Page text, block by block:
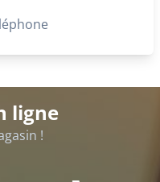
ligne
!